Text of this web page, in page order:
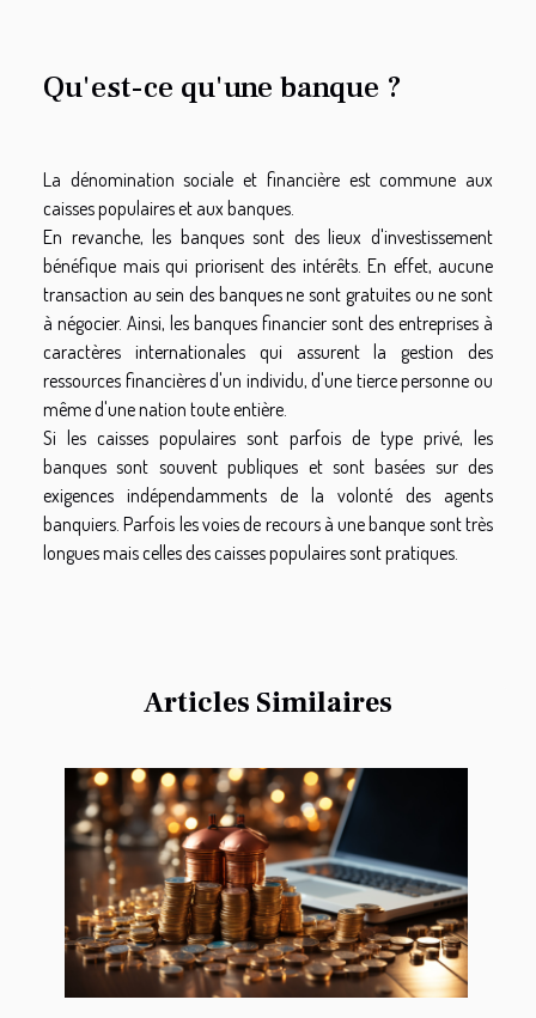
Qu'est-ce qu'une banque ?
La dénomination sociale et financière est commune aux
caisses populaires et aux banques.
En revanche, les banques sont des lieux d'investissement
bénéfique mais qui priorisent des intérêts. En effet, aucune
transaction au sein des banques ne sont gratuites ou ne sont
à négocier. Ainsi, les banques financier sont des entreprises à
caractères internationales qui assurent la gestion des
ressources financières d'un individu, d'une tierce personne ou
même d'une nation toute entière.
Si les caisses populaires sont parfois de type privé, les
banques sont souvent publiques et sont basées sur des
exigences indépendamments de la volonté des agents
banquiers. Parfois les voies de recours à une banque sont très
longues mais celles des caisses populaires sont pratiques.
Articles Similaires